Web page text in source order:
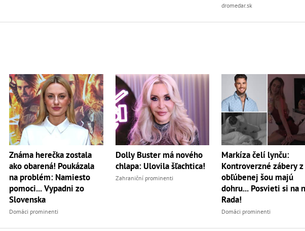
dromedar.sk
Známa herečka zostala
ako obarená! Poukázala
na problém: Namiesto
pomoci... Vypadni zo
Slovenska
Domáci prominenti
Dolly Buster má nového
chlapa: Ulovila šľachtica!
Zahraniční prominenti
Markíza čelí lynču:
Kontroverzné zábery z
obľúbenej šou majú
dohru... Posvieti si na
Rada!
Domáci prominenti